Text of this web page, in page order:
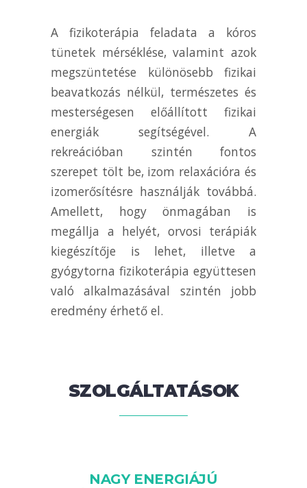
A fizikoterápia feladata a kóros
tünetek mérséklése, valamint azok
megszüntetése különösebb fizikai
beavatkozás nélkül, természetes és
mesterségesen előállított fizikai
energiák segítségével. A
rekreációban szintén fontos
szerepet tölt be, izom relaxációra és
izomerősítésre használják továbbá.
Amellett, hogy önmagában is
megállja a helyét, orvosi terápiák
kiegészítője is lehet, illetve a
gyógytorna fizikoterápia együttesen
való alkalmazásával szintén jobb
eredmény érhető el.
SZOLGÁLTATÁSOK
NAGY ENERGIÁJÚ